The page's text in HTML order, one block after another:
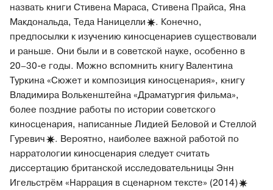
назвать книги Стивена Мараса, Стивена Прайса, Яна
Макдональда, Теда Наницелли
. Конечно,
предпосылки к изучению киносценариев существовали
и раньше. Они были и в советской науке, особенно в
20–30-е годы. Можно вспомнить книгу Валентина
Туркина «Сюжет и композиция киносценария», книгу
Владимира Волькенштейна «Драматургия фильма»,
более поздние работы по истории советского
киносценария, написанные Лидией Беловой и Стеллой
Гуревич
. Вероятно, наиболее важной работой по
нарратологии киносценария следует считать
диссертацию британской исследовательницы Энн
Игельстрём «Наррация в сценарном тексте» (2014)